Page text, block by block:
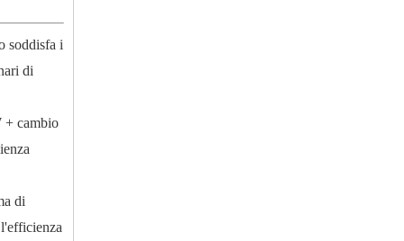
soddisfa i
di
+ cambio
di